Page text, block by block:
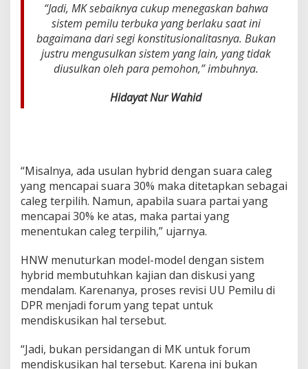
“Jadi, MK sebaiknya cukup menegaskan bahwa
sistem pemilu terbuka yang berlaku saat ini
bagaimana dari segi konstitusionalitasnya. Bukan
justru mengusulkan sistem yang lain, yang tidak
diusulkan oleh para pemohon,” imbuhnya.
Hidayat Nur Wahid
“Misalnya, ada usulan hybrid dengan suara caleg
yang mencapai suara 30% maka ditetapkan sebagai
caleg terpilih. Namun, apabila suara partai yang
mencapai 30% ke atas, maka partai yang
menentukan caleg terpilih,” ujarnya.
HNW menuturkan model-model dengan sistem
hybrid membutuhkan kajian dan diskusi yang
mendalam. Karenanya, proses revisi UU Pemilu di
DPR menjadi forum yang tepat untuk
mendiskusikan hal tersebut.
“Jadi, bukan persidangan di MK untuk forum
mendiskusikan hal tersebut. Karena ini bukan